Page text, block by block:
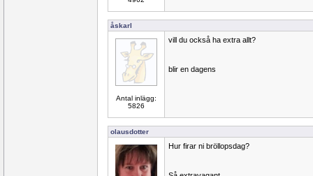
åskarl
Antal inlägg:
5826
vill du också ha extra allt?
blir en dagens
olausdotter
Hur firar ni bröllopsdag?